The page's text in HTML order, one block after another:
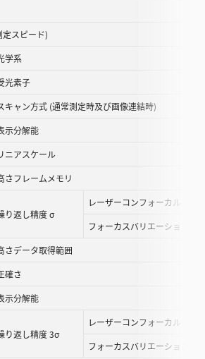
き
す
スピード)
学系
光素子
キャン方式 (通常測定時及び画像連結時)
示分解能
ニアスケール
さフレームメモリ
り返し精度 σ
レーザーコンフォーカル
フォーカスバリエーション
さデータ取得範囲
確さ
示分解能
り返し精度 3σ
レーザーコンフォーカル
フォーカスバリエーション